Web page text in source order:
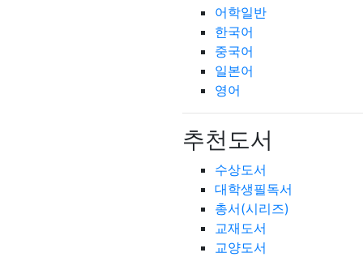
어학일반
한국어
중국어
일본어
영어
추천도서
수상도서
대학생필독서
총서(시리즈)
교재도서
교양도서